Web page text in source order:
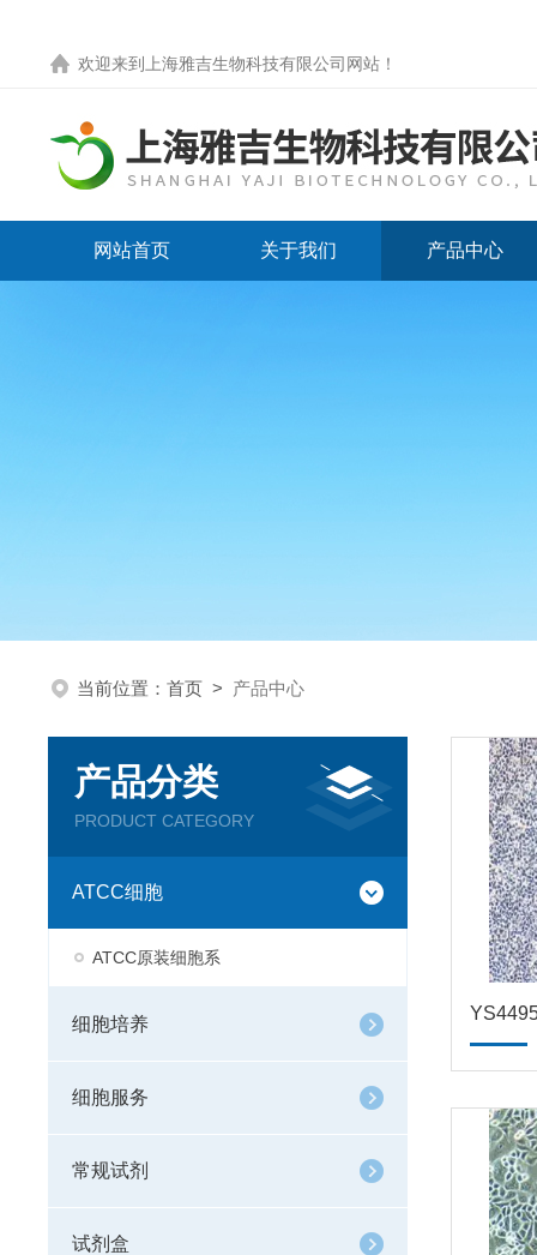
欢迎来到 上海雅吉生物科技有限公司网站 ！
网站首页 关于我们 产品中心
当前位置： 首页 > 产品中心
产品分类
PRODUCT CATEGORY
ATCC细胞
ATCC原装细胞系
细胞培养
细胞服务
常规试剂
试剂盒